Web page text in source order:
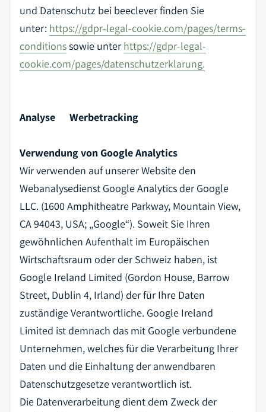
und Datenschutz bei beeclever finden Sie
unter: https://gdpr-legal-cookie.com/pages/terms-
conditionssowie unter https://gdpr-legal-
cookie.com/pages/datenschutzerklarung.
Analyse Werbetracking
Verwendung von Google Analytics
Wir verwenden auf unserer Website den
Webanalysedienst Google Analytics der Google
LLC. (1600 Amphitheatre Parkway, Mountain View,
CA 94043, USA; „Google“). Soweit Sie Ihren
gewöhnlichen Aufenthalt im Europäischen
Wirtschaftsraum oder der Schweiz haben, ist
Google Ireland Limited (Gordon House, Barrow
Street, Dublin 4, Irland) der für Ihre Daten
zuständige Verantwortliche. Google Ireland
Limited ist demnach das mit Google verbundene
Unternehmen, welches für die Verarbeitung Ihrer
Daten und die Einhaltung der anwendbaren
Datenschutzgesetze verantwortlich ist.
Die Datenverarbeitung dient dem Zweck der